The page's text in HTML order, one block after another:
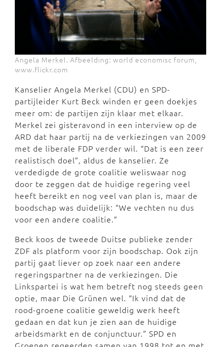
Angela Merkel. Afbeelding: world economisc forum,
www.flickr.com
Kanselier Angela Merkel (CDU) en SPD-
partijleider Kurt Beck winden er geen doekjes
meer om: de partijen zijn klaar met elkaar.
Merkel zei gisteravond in een interview op de
ARD dat haar partij na de verkiezingen van 2009
met de liberale FDP verder wil. “Dat is een zeer
realistisch doel”, aldus de kanselier. Ze
verdedigde de grote coalitie weliswaar nog
door te zeggen dat de huidige regering veel
heeft bereikt en nog veel van plan is, maar de
boodschap was duidelijk: “We vechten nu dus
voor een andere coalitie.”
Beck koos de tweede Duitse publieke zender
ZDF als platform voor zijn boodschap. Ook zijn
partij gaat liever op zoek naar een andere
regeringspartner na de verkiezingen. Die
Linkspartei is wat hem betreft nog steeds geen
optie, maar Die Grünen wel. “Ik vind dat de
rood-groene coalitie geweldig werk heeft
gedaan en dat kun je zien aan de huidige
arbeidsmarkt en de conjunctuur.” SPD en